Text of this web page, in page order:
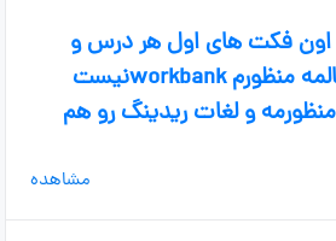
اون فکت های اول هر درس و
لغات داخل متن مکالمه منظورم workbankنیست
و لغات ریدینگ رو هم
مشاهده